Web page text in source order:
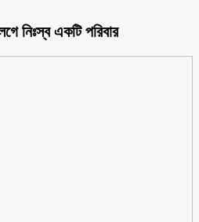
নিঃস্ব একটি পরিবার